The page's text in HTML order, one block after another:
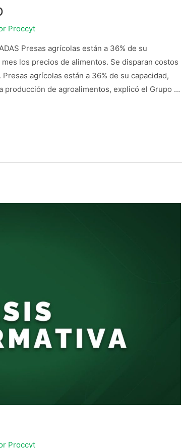
Proccyt
Presas agrícolas están a 36% de su
los precios de alimentos. Se disparan costos
agrícolas están a 36% de su capacidad,
producción de agroalimentos, explicó el Grupo …
Proccyt